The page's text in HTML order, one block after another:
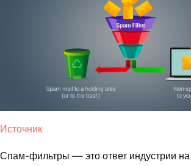
Источник
Спам-фильтры — это ответ индустрии